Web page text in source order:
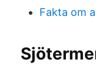
Fakta om